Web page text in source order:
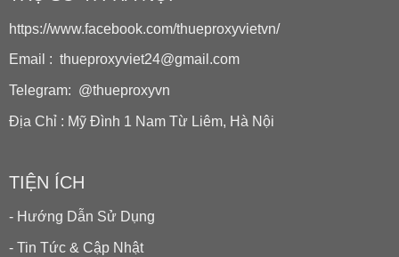
https://www.facebook.com/thueproxyvietvn/
Email : thueproxyviet24@gmail.com
Telegram: @thueproxyvn
Địa Chỉ : Mỹ Đình 1 Nam Từ Liêm, Hà Nội
TIỆN ÍCH
- Hướng Dẫn Sử Dụng
- Tin Tức & Cập Nhật